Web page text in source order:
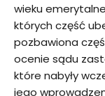
wieku
których część
pozbawiona
ocenie sądu
które nabyły
jego